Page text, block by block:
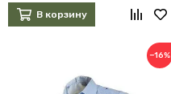
В корзину
−16%